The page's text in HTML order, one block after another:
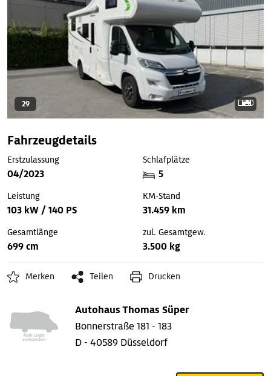
29
Fahrzeugdetails
Erstzulassung
04/2023
Schlafplätze
5
Leistung
103 kW / 140 PS
KM-Stand
31.459 km
Gesamtlänge
699 cm
zul. Gesamtgew.
3.500 kg
Merken Teilen Drucken
Autohaus Thomas Süper
Bonnerstraße 181 - 183
D - 40589 Düsseldorf